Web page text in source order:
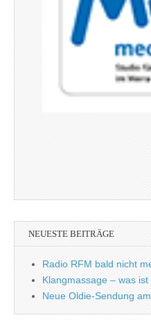
NEUESTE BEITRÄGE
Radio RFM bald nicht
Klangmassage – was ist
Neue Oldie-Sendung